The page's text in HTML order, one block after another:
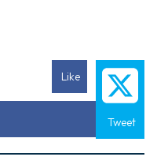
Like
Tweet